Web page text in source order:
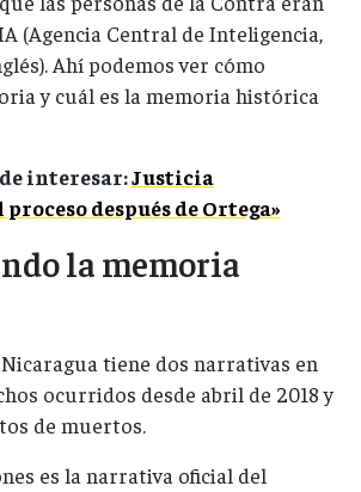
(Agencia Central de Inteligencia,
Ahí podemos ver cómo
y cuál es la memoria histórica
interesar:Justicia
después de Ortega»
la memoria
tiene dos narrativas en
ocurridos desde abril de 2018 y
de muertos.
es la narrativa oficial del